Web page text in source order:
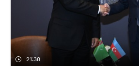
21:38